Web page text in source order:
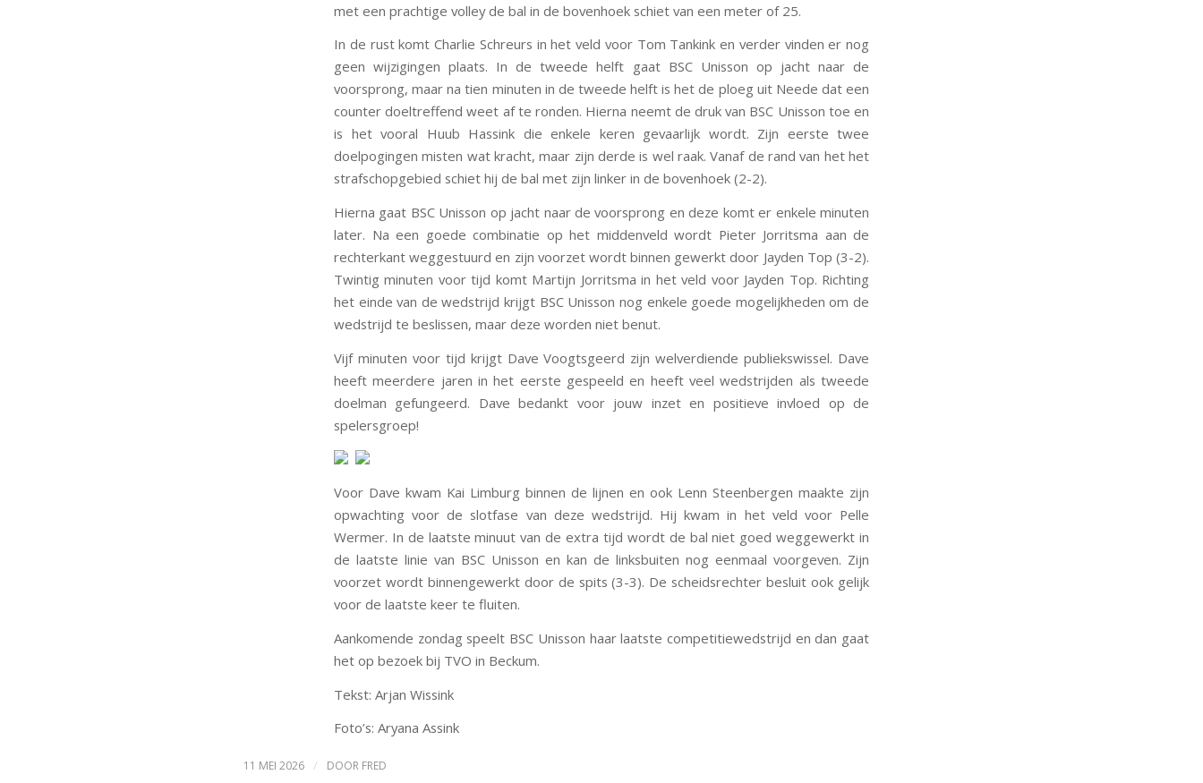
met een prachtige volley de bal in de bovenhoek schiet van een meter of 25.
In de rust komt Charlie Schreurs in het veld voor Tom Tankink en verder vinden er nog
geen wijzigingen plaats. In de tweede helft gaat BSC Unisson op jacht naar de
voorsprong, maar na tien minuten in de tweede helft is het de ploeg uit Neede dat een
counter doeltreffend weet af te ronden. Hierna neemt de druk van BSC Unisson toe en
is het vooral Huub Hassink die enkele keren gevaarlijk wordt. Zijn eerste twee
doelpogingen misten wat kracht, maar zijn derde is wel raak. Vanaf de rand van het het
strafschopgebied schiet hij de bal met zijn linker in de bovenhoek (2-2).
Hierna gaat BSC Unisson op jacht naar de voorsprong en deze komt er enkele minuten
later. Na een goede combinatie op het middenveld wordt Pieter Jorritsma aan de
rechterkant weggestuurd en zijn voorzet wordt binnen gewerkt door Jayden Top (3-2).
Twintig minuten voor tijd komt Martijn Jorritsma in het veld voor Jayden Top. Richting
het einde van de wedstrijd krijgt BSC Unisson nog enkele goede mogelijkheden om de
wedstrijd te beslissen, maar deze worden niet benut.
Vijf minuten voor tijd krijgt Dave Voogtsgeerd zijn welverdiende publiekswissel. Dave
heeft meerdere jaren in het eerste gespeeld en heeft veel wedstrijden als tweede
doelman gefungeerd. Dave bedankt voor jouw inzet en positieve invloed op de
spelersgroep!
Voor Dave kwam Kai Limburg binnen de lijnen en ook Lenn Steenbergen maakte zijn
opwachting voor de slotfase van deze wedstrijd. Hij kwam in het veld voor Pelle
Wermer. In de laatste minuut van de extra tijd wordt de bal niet goed weggewerkt in
de laatste linie van BSC Unisson en kan de linksbuiten nog eenmaal voorgeven. Zijn
voorzet wordt binnengewerkt door de spits (3-3). De scheidsrechter besluit ook gelijk
voor de laatste keer te fluiten.
Aankomende zondag speelt BSC Unisson haar laatste competitiewedstrijd en dan gaat
het op bezoek bij TVO in Beckum.
Tekst: Arjan Wissink
Foto’s: Aryana Assink
11 MEI 2026 / DOOR FRED